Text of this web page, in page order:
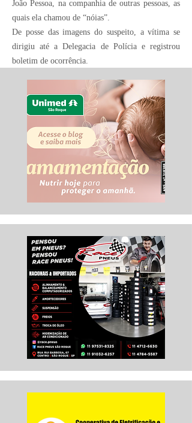
João Pessoa, na companhia de outras pessoas, as
quais ela chamou de “nóias”.
De posse das imagens do suspeito, a vítima se
dirigiu até a Delegacia de Polícia e registrou
boletim de ocorrência.